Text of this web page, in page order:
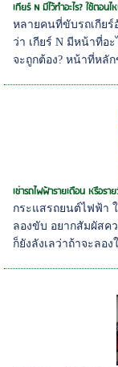
เกียร์ N มีไว้ทำอะไร? ใช้ตอน
หลายคนที่ขับรถเกีย
ว่า เกียร์ N มีหน้าที่อ
จะถูกต้อง? หน้าที่หลั
เช่ารถไฟฟ้ารายเดือน หรือร
กระแสรถยนต์ไฟฟ้า
ลองขับ อยากสัมผัสค
ก็ยังลังเลว่าถ้าจะลอ